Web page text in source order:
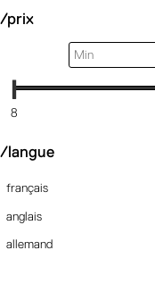
/prix
8
/langue
français
anglais
allemand